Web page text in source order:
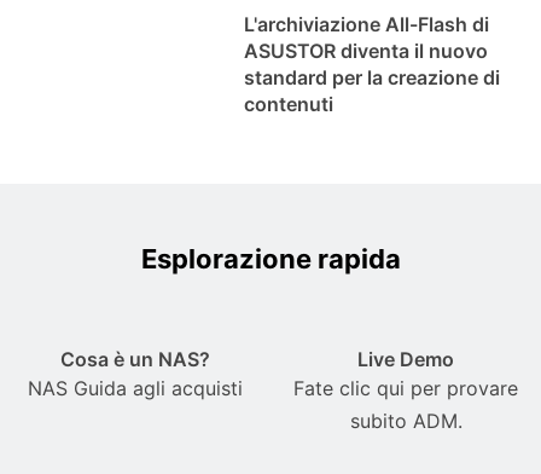
L'archiviazione All-Flash di
ASUSTOR diventa il nuovo
standard per la creazione di
contenuti
Esplorazione rapida
Cosa è un NAS?
NAS Guida agli acquisti
Live Demo
Fate clic qui per provare
subito ADM.